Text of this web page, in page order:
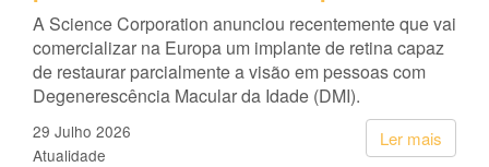
A Science Corporation anunciou recentemente que vai
comercializar na Europa um implante de retina capaz
de restaurar parcialmente a visão em pessoas com
Degenerescência Macular da Idade (DMI).
Ler mais
29 Julho 2026
Atualidade